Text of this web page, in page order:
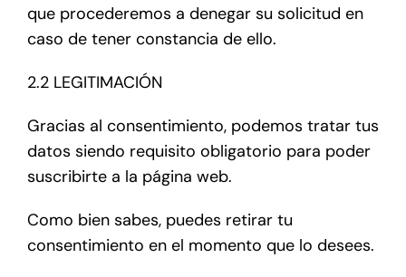
que procederemos a denegar su solicitud en
caso de tener constancia de ello.
2.2 LEGITIMACIÓN
Gracias al consentimiento, podemos tratar tus
datos siendo requisito obligatorio para poder
suscribirte a la página web.
Como bien sabes, puedes retirar tu
consentimiento en el momento que lo desees.